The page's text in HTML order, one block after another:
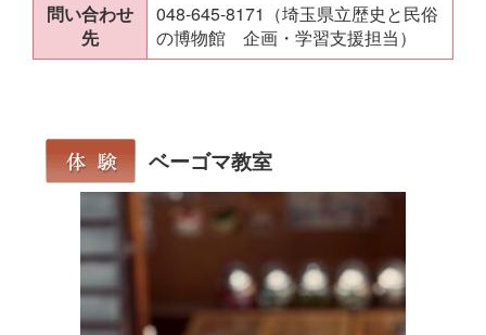
問い合わせ
先
048-645-8171（埼玉県立歴史と民俗
の博物館 企画・学習支援担当）
ベーゴマ教室